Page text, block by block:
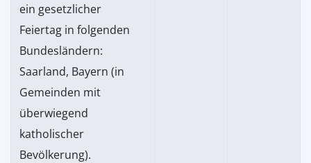
ein gesetzlicher
Feiertag in folgenden
Bundesländern:
Saarland, Bayern (in
Gemeinden mit
überwiegend
katholischer
Bevölkerung).